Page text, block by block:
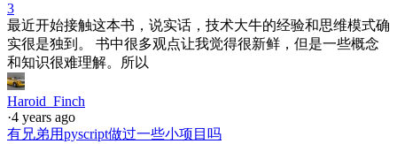
3
最近开始接触这本书，说实话，技术大牛的经验和思维模式确
实很是独到。 书中很多观点让我觉得很新鲜，但是一些概念
和知识很难理解。所以
Haroid_Finch
·4 years ago
有兄弟用pyscript做过一些小项目吗